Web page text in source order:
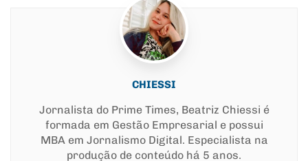
CHIESSI
Jornalista do Prime Times, Beatriz Chiessi é
formada em Gestão Empresarial e possui
MBA em Jornalismo Digital. Especialista na
produção de conteúdo há 5 anos.